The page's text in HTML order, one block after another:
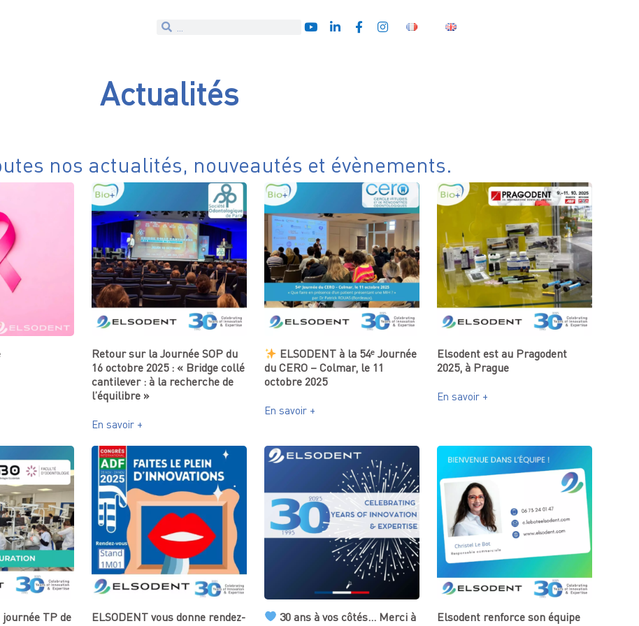
Actualités
nos actualités, nouveautés et évènements.
Retour sur la Journée SOP du
16 octobre 2025 : « Bridge collé
cantilever : à la recherche de
l’équilibre »
En savoir +
ELSODENT à la 54ᵉ Journée
du CERO – Colmar, le 11
octobre 2025
En savoir +
Elsodent est au Pragodent
2025, à Prague
En savoir +
TP de
ELSODENT vous donne rendez-
30 ans à vos côtés… Merci à
Elsodent renforce son équipe